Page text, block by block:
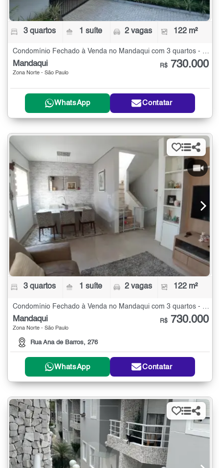
3 quartos 1 suíte 2 vagas 122 m²
Mandaqui
Zona Norte - São Paulo
R$ 730.000
WhatsApp Contatar
3 quartos 1 suíte 2 vagas 122 m²
Condomínio Fechado à Venda no Mandaqui com 3 quartos - 122 m²
Mandaqui
Zona Norte - São Paulo
Rua Ana de Barros, 276
R$ 730.000
WhatsApp Contatar